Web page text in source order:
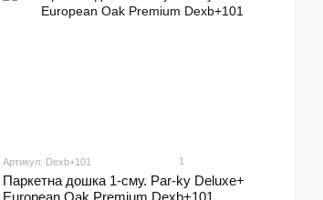
Артикул: Dexb+101 1
Паркетна дошка 1-сму. Par-ky Deluxe+
European Oak Premium Dexb+101